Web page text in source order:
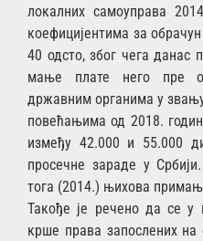
локалних самоуправа
коефицијентима за
40 одсто, због чега
мање плате него пре
државним органима у
повећањима од 2018.
између 42.000 и 55.000
просечне зараде у
тога (2014.) њихова
Такође је речено да се
крше права запослених